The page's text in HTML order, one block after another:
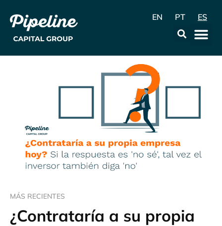
EN PT ES
MÁS RECIENTES
¿Contrataría a su propia